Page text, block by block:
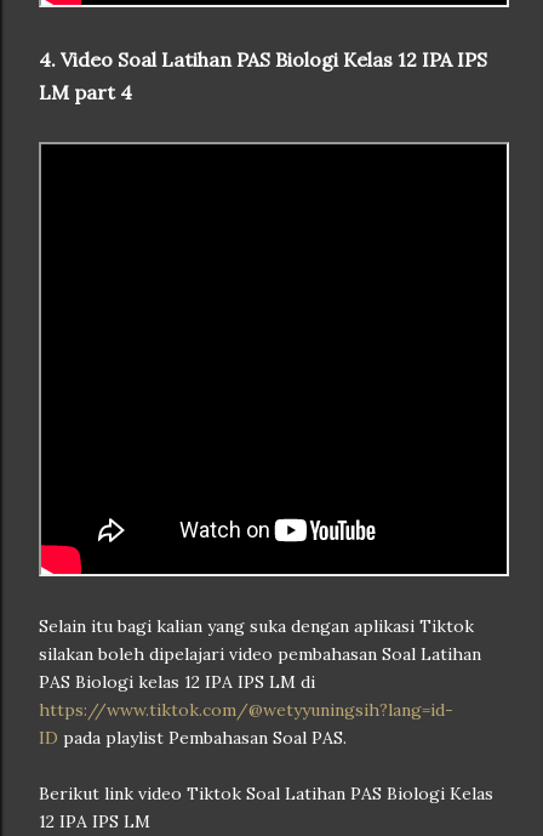
4. Video Soal Latihan PAS Biologi Kelas 12 IPA IPS
LM part 4
Selain itu bagi kalian yang suka dengan aplikasi Tiktok
silakan boleh dipelajari video pembahasan Soal Latihan
PAS Biologi kelas 12 IPA IPS LM di
https://www.tiktok.com/@wetyyuningsih?lang=id-
ID pada playlist Pembahasan Soal PAS.
Berikut link video Tiktok Soal Latihan PAS Biologi Kelas
12 IPA IPS LM